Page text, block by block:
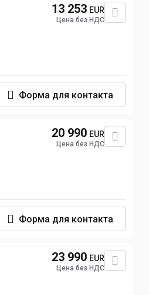
13 253 EUR
Цена без НДС
Форма для контакта
20 990 EUR
Цена без НДС
Форма для контакта
23 990 EUR
Цена без НДС